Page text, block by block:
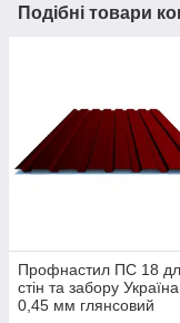
Подібні товари
Профнастил ПС 18
стін та забору Україна
0,45 мм глянсовий